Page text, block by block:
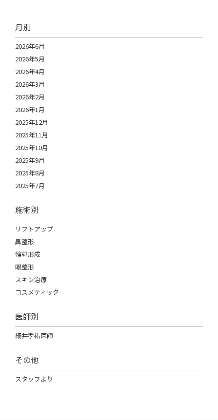
月別
2026年6月
2026年5月
2026年4月
2026年3月
2026年2月
2026年1月
2025年12月
2025年11月
2025年10月
2025年9月
2025年8月
2025年7月
施術別
リフトアップ
鼻整形
輪郭形成
眼整形
スキン治療
コスメティック
医師別
細井孝祐医師
その他
スタッフより